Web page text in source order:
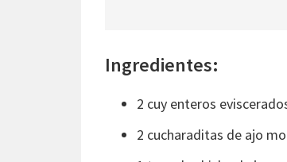
Ingredientes:
2 cuy enteros
2 cucharaditas de ajo